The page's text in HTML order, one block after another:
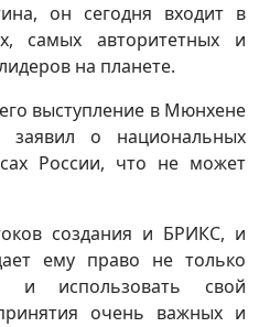
он сегодня входит в
самых авторитетных и
на планете.
выступление в Мюнхене
заявил о национальных
России, что не может
создания и БРИКС, и
ему право не только
и использовать свой
очень важных и